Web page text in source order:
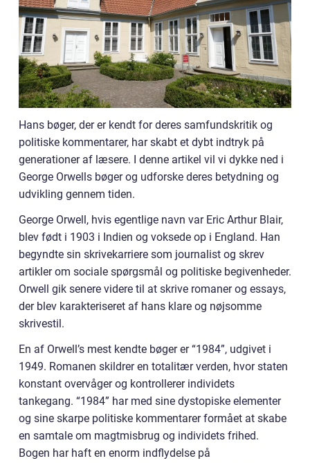
Hans bøger, der er kendt for deres samfundskritik og
politiske kommentarer, har skabt et dybt indtryk på
generationer af læsere. I denne artikel vil vi dykke ned i
George Orwells bøger og udforske deres betydning og
udvikling gennem tiden.
George Orwell, hvis egentlige navn var Eric Arthur Blair,
blev født i 1903 i Indien og voksede op i England. Han
begyndte sin skrivekarriere som journalist og skrev
artikler om sociale spørgsmål og politiske begivenheder.
Orwell gik senere videre til at skrive romaner og essays,
der blev karakteriseret af hans klare og nøjsomme
skrivestil.
En af Orwell’s mest kendte bøger er “1984”, udgivet i
1949. Romanen skildrer en totalitær verden, hvor staten
konstant overvåger og kontrollerer individets
tankegang. “1984” har med sine dystopiske elementer
og sine skarpe politiske kommentarer formået at skabe
en samtale om magtmisbrug og individets frihed.
Bogen har haft en enorm indflydelse på